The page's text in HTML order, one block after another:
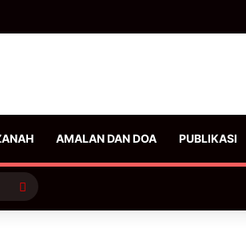
AMALAN DAN DOA PUBLIKASI
Cari